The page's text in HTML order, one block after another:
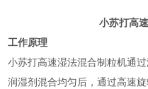
小苏打高
工作原理
小苏打高速湿法混合制粒机通
润湿剂混合均匀后，通过高速